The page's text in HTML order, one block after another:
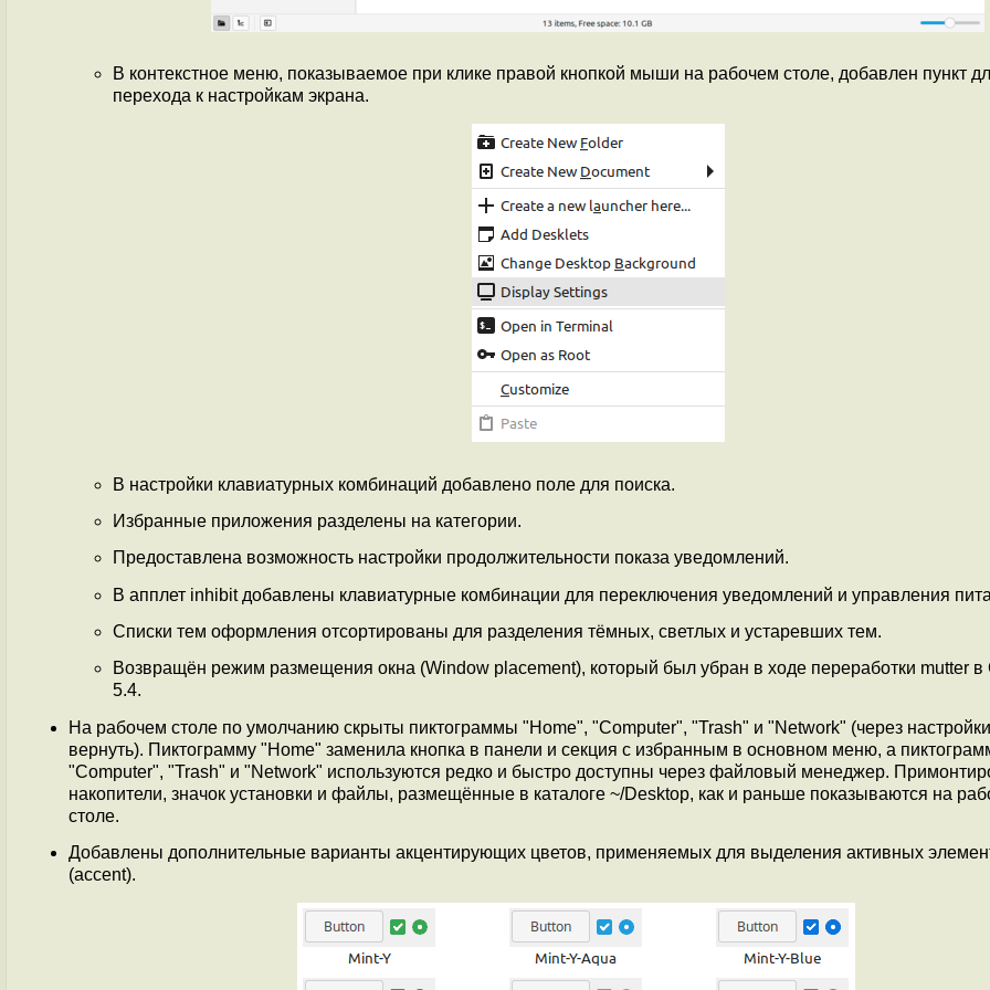
В контекстное меню, показываемое при клике правой кнопкой мыши на рабочем столе, добавлен пункт
перехода к настройкам экрана.
В настройки клавиатурных комбинаций добавлено поле для поиска.
Избранные приложения разделены на категории.
Предоставлена возможность настройки продолжительности показа уведомлений.
В апплет inhibit добавлены клавиатурные комбинации для переключения уведомлений и управления
Списки тем оформления отсортированы для разделения тёмных, светлых и устаревших тем.
Возвращён режим размещения окна (Window placement), который был убран в ходе переработки mutter в
5.4.
На рабочем столе по умолчанию скрыты пиктограммы "Home", "Computer", "Trash" и "Network" (через
вернуть). Пиктограмму "Home" заменила кнопка в панели и секция с избранным в основном меню, а
"Computer", "Trash" и "Network" используются редко и быстро доступны через файловый менеджер.
накопители, значок установки и файлы, размещённые в каталоге ~/Desktop, как и раньше показываются на
столе.
Добавлены дополнительные варианты акцентирующих цветов, применяемых для выделения активных
(accent).